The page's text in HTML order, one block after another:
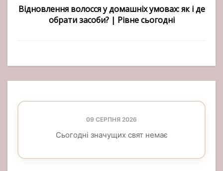
Відновлення волосся у домашніх умовах: як і де
обрати засоби? | Рівне сьогодні
09 СЕРПНЯ 2026
Сьогодні значущих свят немає